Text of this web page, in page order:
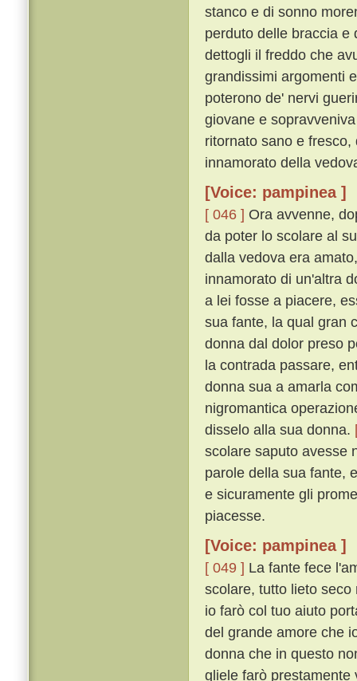
stanco e di sonno
perduto delle braccia e
dettogli il freddo che
grandissimi argomenti
poterono de' nervi
giovane e
ritornato sano e
innamorato della
[Voice: pampinea ]
[ 046 ] Ora avvenne,
da poter lo scolare al
dalla vedova era
innamorato di un'altra
a lei fosse a piacere,
sua fante, la qual gran
donna dal dolor preso
la contrada passare,
donna sua a amarla
nigromantica
disselo alla sua donna.
scolare saputo avesse
parole della sua fante,
e sicuramente gli
piacesse.
[Voice: pampinea ]
[ 049 ] La fante fece
scolare, tutto lieto seco
io farò col tuo aiuto
del grande amore che
donna che in questo
gliele farò prestamente